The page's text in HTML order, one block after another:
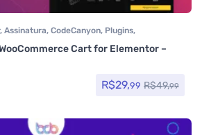
, Assinatura, CodeCanyon, Plugins,
Cart for Elementor –
R$29,99 R$49,99